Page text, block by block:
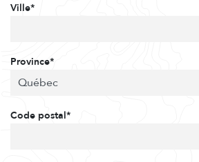
Ville*
Province*
Code postal*